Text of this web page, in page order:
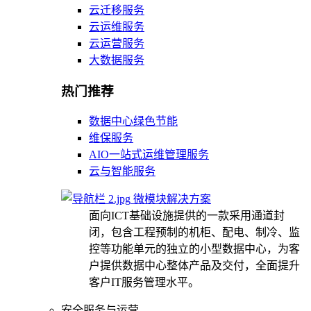
云迁移服务
云运维服务
云运营服务
大数据服务
热门推荐
数据中心绿色节能
维保服务
AIO一站式运维管理服务
云与智能服务
微模块解决方案
面向ICT基础设施提供的一款采用通道封
闭，包含工程预制的机柜、配电、制冷、监
控等功能单元的独立的小型数据中心，为客
户提供数据中心整体产品及交付，全面提升
客户IT服务管理水平。